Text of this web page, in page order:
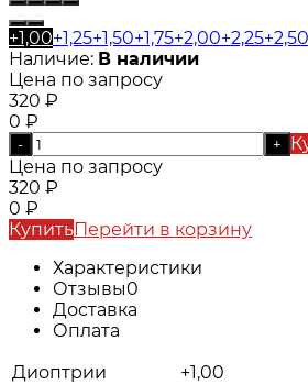
+1,00+1,25+1,50+1,75+2,00+2,25+2,50
Наличие: В наличии
Цена по запросу
320 ₽
0 ₽
- +
Цена по запросу
320 ₽
0 ₽
КупитьПерейти в корзину
Характеристики
Отзывы0
Доставка
Оплата
Диоптрии
+1,00